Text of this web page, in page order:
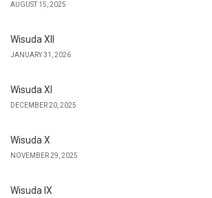
AUGUST 15, 2025
Wisuda XII
JANUARY 31, 2026
Wisuda XI
DECEMBER 20, 2025
Wisuda X
NOVEMBER 29, 2025
Wisuda IX